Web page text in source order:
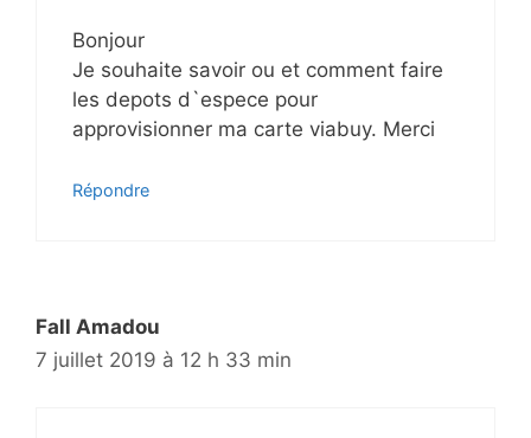
Bonjour
Je souhaite savoir ou et comment faire
les depots d`espece pour
approvisionner ma carte viabuy. Merci
Répondre
Fall Amadou
7 juillet 2019 à 12 h 33 min